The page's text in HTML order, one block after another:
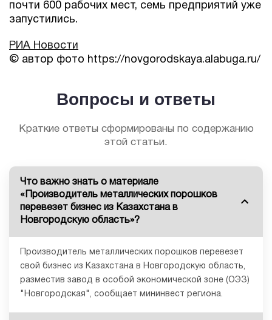
почти 600 рабочих мест, семь предприятий уже
запустились.
РИА Новости
© автор фото https://novgorodskaya.alabuga.ru/
Вопросы и ответы
Краткие ответы сформированы по содержанию
этой статьи.
Что важно знать о материале
«Производитель металлических порошков
перевезет бизнес из Казахстана в
Новгородскую область»?
Производитель металлических порошков перевезет
свой бизнес из Казахстана в Новгородскую область,
разместив завод в особой экономической зоне (ОЭЗ)
"Новгородская", сообщает мининвест региона.